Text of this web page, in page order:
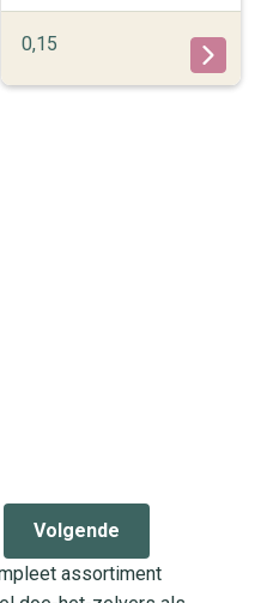
0,15
Volgende
assortiment